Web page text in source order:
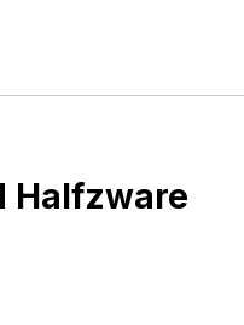
Halfzware